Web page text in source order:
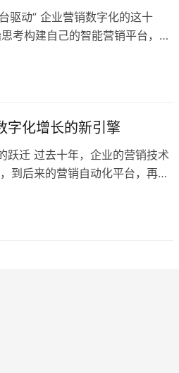
驱动” 企业营销数字化的这十
考构建自己的智能营销平台，其
字化增长的新引擎
跃迁 过去十年，企业的营销技术
到后来的营销自动化平台，再到